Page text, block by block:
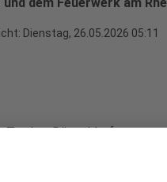
Dienstag, 26.05.2026 05:11
Tag hat Düsseldorf am
in eine Festmeile
in die Stadt gelockt